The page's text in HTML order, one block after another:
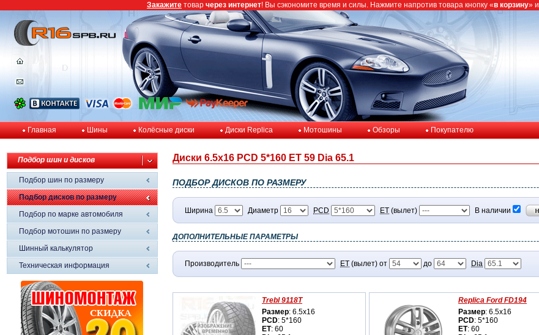
Главная Шины Колёсные диски Диски Replica Мотошины Обзоры Покупателю
Подбор шин и дисков
Подбор шин по размеру
Подбор дисков по размеру
Подбор по марке автомобиля
Подбор мотошин по размеру
Шинный калькулятор
Техническая информация
Диски 6.5x16 PCD 5*160 ET 59 Dia 65.1
ПОДБОР ДИСКОВ ПО РАЗМЕРУ
Ширина Диаметр PCD ET (вылет) В наличии
ДОПОЛНИТЕЛЬНЫЕ ПАРАМЕТРЫ
Производитель ET (вылет) от до Dia
Trebl 9118T
Размер: 6.5x16
PCD: 5*160
ET: 60
Replica Ford FD194
Размер: 6.5x16
PCD: 5*160
ET: 60
Закажите товар через интернет! Вы сэкономите время и силы. Нажмите напротив товара кнопку «в корзину» и